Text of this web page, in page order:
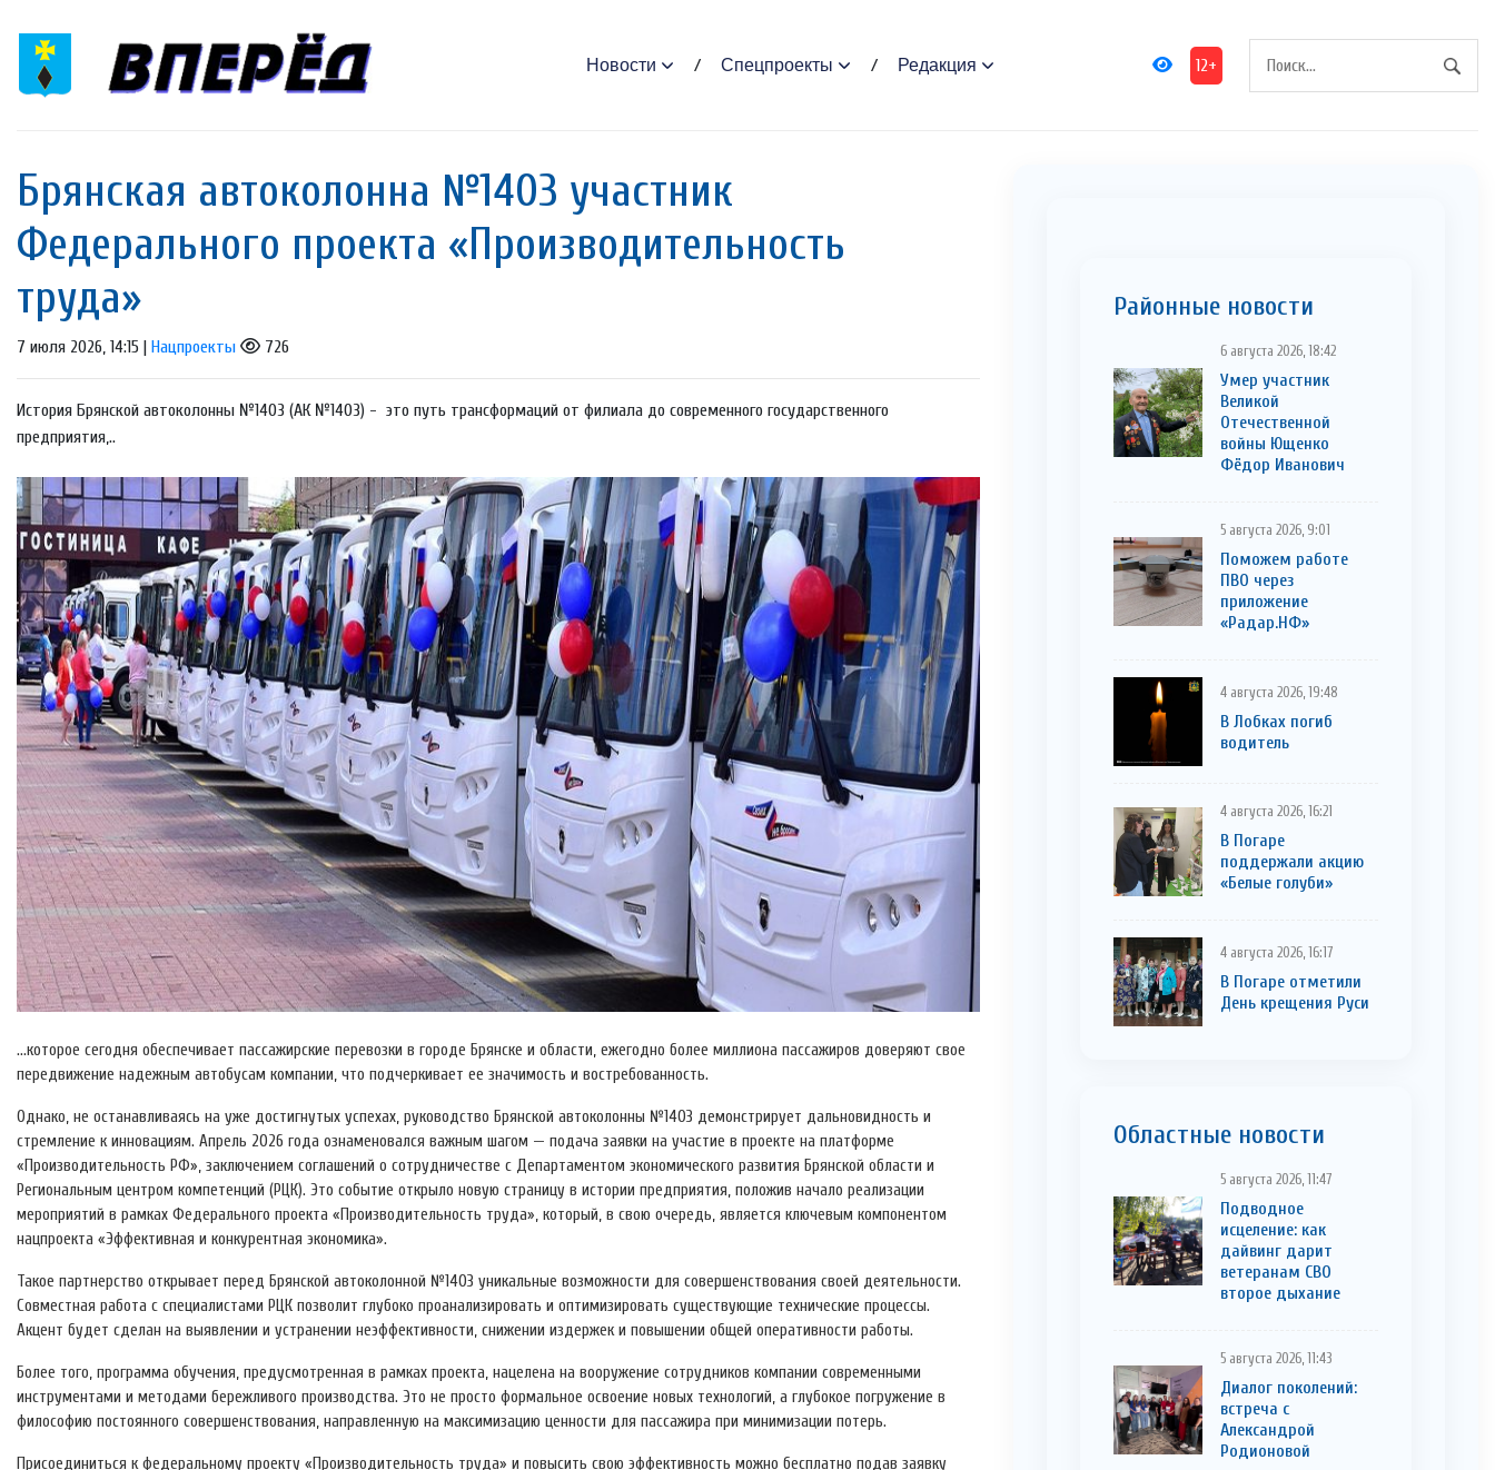
Новости Спецпроекты Редакция 12+
Брянская автоколонна №1403 участник
Федерального проекта «Производительность
труда»
7 июля 2026, 14:15 | Нацпроекты 726
История Брянской автоколонны №1403 (АК №1403) - это путь трансформаций от филиала до современного государственного
предприятия,..
…которое сегодня обеспечивает пассажирские перевозки в городе Брянске и области, ежегодно более миллиона пассажиров доверяют свое
передвижение надежным автобусам компании, что подчеркивает ее значимость и востребованность.
Однако, не останавливаясь на уже достигнутых успехах, руководство Брянской автоколонны №1403 демонстрирует дальновидность и
стремление к инновациям. Апрель 2026 года ознаменовался важным шагом — подача заявки на участие в проекте на платформе
«Производительность РФ», заключением соглашений о сотрудничестве с Департаментом экономического развития Брянской области и
Региональным центром компетенций (РЦК). Это событие открыло новую страницу в истории предприятия, положив начало реализации
мероприятий в рамках Федерального проекта «Производительность труда», который, в свою очередь, является ключевым компонентом
нацпроекта «Эффективная и конкурентная экономика».
Такое партнерство открывает перед Брянской автоколонной №1403 уникальные возможности для совершенствования своей деятельности.
Совместная работа с специалистами РЦК позволит глубоко проанализировать и оптимизировать существующие технические процессы.
Акцент будет сделан на выявлении и устранении неэффективности, снижении издержек и повышении общей оперативности работы.
Более того, программа обучения, предусмотренная в рамках проекта, нацелена на вооружение сотрудников компании современными
инструментами и методами бережливого производства. Это не просто формальное освоение новых технологий, а глубокое погружение в
философию постоянного совершенствования, направленную на максимизацию ценности для пассажира при минимизации потерь.
Присоединиться к федеральному проекту «Производительность труда» и повысить свою эффективность можно бесплатно подав заявку
Районные новости
6 августа 2026, 18:42
Умер участник
Великой
Отечественной
войны Ющенко
Фёдор Иванович
5 августа 2026, 9:01
Поможем работе
ПВО через
приложение
«Радар.НФ»
4 августа 2026, 19:48
В Лобках погиб
водитель
4 августа 2026, 16:21
В Погаре
поддержали акцию
«Белые голуби»
4 августа 2026, 16:17
В Погаре отметили
День крещения Руси
Областные новости
5 августа 2026, 11:47
Подводное
исцеление: как
дайвинг дарит
ветеранам СВО
второе дыхание
5 августа 2026, 11:43
Диалог поколений:
встреча с
Александрой
Родионовой